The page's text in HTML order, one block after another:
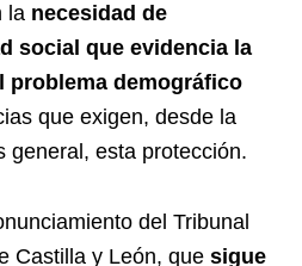
la necesidad de
social que evidencia la
problema demográfico
que exigen, desde la
general, esta protección.
del Tribunal
Castilla y León, que sigue